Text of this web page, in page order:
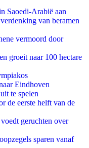
Saoedi-Arabië aan
van beramen
vermoord door
groeit naar 100 hectare
Eindhoven
te spelen
de eerste helft van de
geruchten over
sparen vanaf